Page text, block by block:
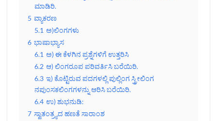
ಮಾಡಿರಿ.
5 ವ್ಯಾಕರಣ
5.1 ಅ)ಲಿಂಗಗಳು
6 ಭಾಷಾಭ್ಯಾಸ
6.1 ಅ) ಈ ಕೆಳಗಿನ ಪ್ರಶ್ನೆಗಳಿಗೆ ಉತ್ತರಿಸಿ
6.2 ಆ) ಲಿಂಗರೂಪ ಪರಿವರ್ತಿಸಿ ಬರೆಯಿರಿ.
6.3 ಇ) ಕೊಟ್ಟಿರುವ ಪದಗಳಲ್ಲಿ ಪುಲ್ಲಿಂಗ ಸ್ತ್ರೀಲಿಂಗ
ನಪುಂಸಕಲಿಂಗಗಳನ್ನು ಆರಿಸಿ ಬರೆಯಿರಿ.
6.4 ಉ) ಶುಭನುಡಿ:
7 ಸ್ವಾತಂತ್ರ್ಯದ ಹಣತೆ ಸಾರಾಂಶ